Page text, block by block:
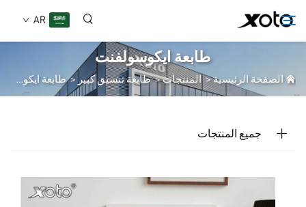
AR
من نحن
المنتجات
طابعة ايكوسولفنت
الصفحة الرئيسية>المنتجات>طابعة تنسيق كبير >طابعة ايكوسولفنت
جميع المنتجات